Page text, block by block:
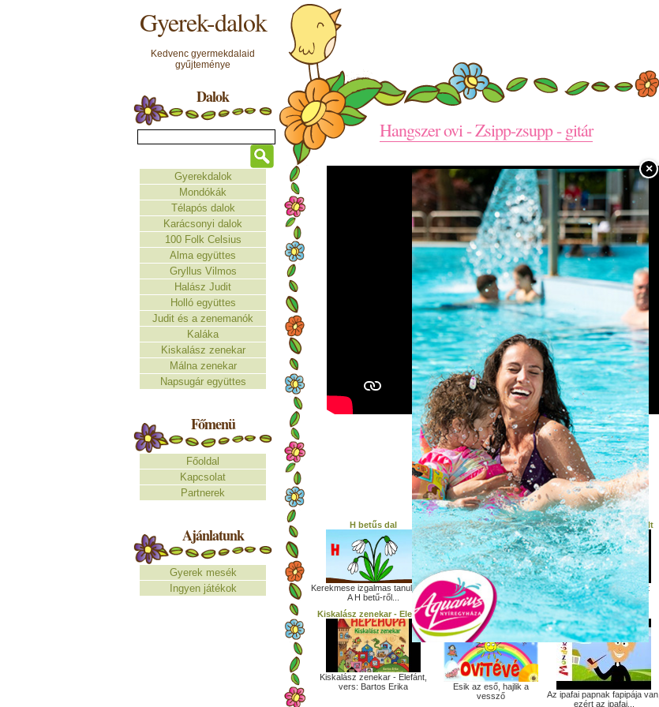
Gyerek-dalok
Kedvenc gyermekdalaid
gyűjteménye
Dalok
Gyerekdalok
Mondókák
Télapós dalok
Karácsonyi dalok
100 Folk Celsius
Alma együttes
Gryllus Vilmos
Halász Judit
Holló együttes
Judit és a zenemanók
Kaláka
Kiskalász zenekar
Málna zenekar
Napsugár együttes
Főmenü
Főoldal
Kapcsolat
Partnerek
Ajánlatunk
Gyerek mesék
Ingyen játékok
Hangszer ovi - Zsipp-zsupp - gitár
Hangszer ovi - Zsipp-zsupp (gitár)
További gyerek dalok:
H betűs dal
Kerekmese izgalmas tanulással.
A H betű-ről...
Halász Judit: Csiribiri
Halász Judit: Csiribiri
Pál Kata Péter jó reggelt
Pál Kata Péter jó reggelt
Kiskalász zenekar - Elefánt
Kiskalász zenekar - Elefánt,
vers: Bartos Erika
Esik az eső, hajlik a
vessző
Esik az eső, hajlik a
vessző
Az ipafai papnak
Az ipafai papnak fapipája van,
ezért az ipafai...
×